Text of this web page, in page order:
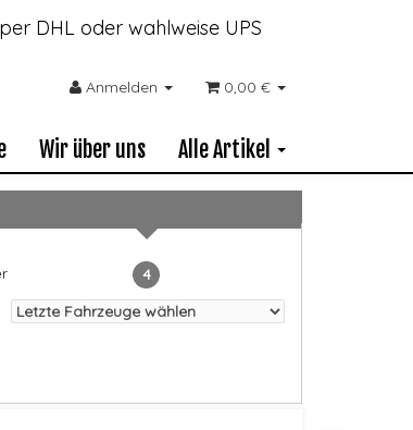
DHL oder wahlweise UPS
Anmelden 0,00 €
Wir über uns Alle Artikel
4